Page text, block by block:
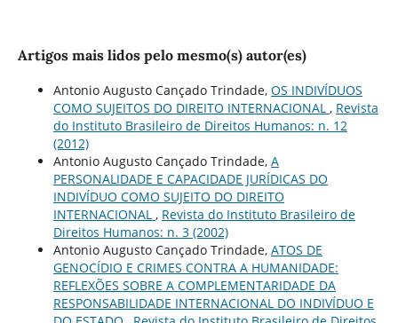
Artigos mais lidos pelo mesmo(s) autor(es)
Antonio Augusto Cançado Trindade, OS INDIVÍDUOS
COMO SUJEITOS DO DIREITO INTERNACIONAL , Revista
do Instituto Brasileiro de Direitos Humanos: n. 12
(2012)
Antonio Augusto Cançado Trindade, A
PERSONALIDADE E CAPACIDADE JURÍDICAS DO
INDIVÍDUO COMO SUJEITO DO DIREITO
INTERNACIONAL , Revista do Instituto Brasileiro de
Direitos Humanos: n. 3 (2002)
Antonio Augusto Cançado Trindade, ATOS DE
GENOCÍDIO E CRIMES CONTRA A HUMANIDADE:
REFLEXÕES SOBRE A COMPLEMENTARIDADE DA
RESPONSABILIDADE INTERNACIONAL DO INDIVÍDUO E